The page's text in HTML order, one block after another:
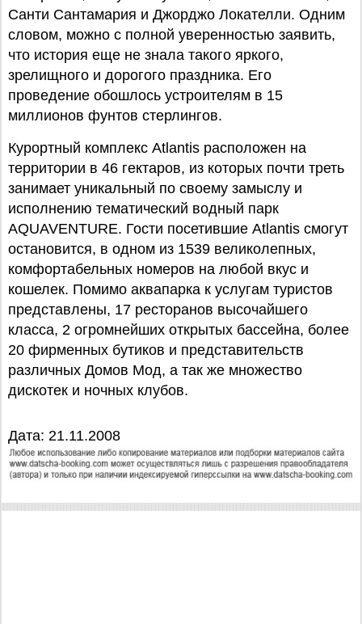
Санти Сантамария и Джорджо Локателли. Одним
словом, можно с полной уверенностью заявить,
что история еще не знала такого яркого,
зрелищного и дорогого праздника. Его
проведение обошлось устроителям в 15
миллионов фунтов стерлингов.
Курортный комплекс Atlantis расположен на
территории в 46 гектаров, из которых почти треть
занимает уникальный по своему замыслу и
исполнению тематический водный парк
AQUAVENTURE. Гости посетившие Atlantis смогут
остановится, в одном из 1539 великолепных,
комфортабельных номеров на любой вкус и
кошелек. Помимо аквапарка к услугам туристов
представлены, 17 ресторанов высочайшего
класса, 2 огромнейших открытых бассейна, более
20 фирменных бутиков и представительств
различных Домов Мод, а так же множество
дискотек и ночных клубов.
Дата: 21.11.2008